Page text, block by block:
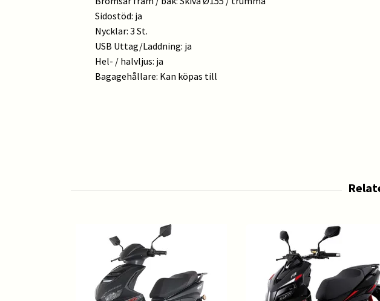
Sidostöd: ja
Nycklar: 3 St.
USB Uttag/Laddning: ja
Hel- / halvljus: ja
Bagagehållare: Kan köpas till